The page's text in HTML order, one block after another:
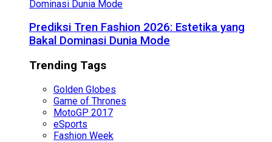
Prediksi Tren Fashion 2026: Estetika yang
Bakal Dominasi Dunia Mode
Trending Tags
Golden Globes
Game of Thrones
MotoGP 2017
eSports
Fashion Week